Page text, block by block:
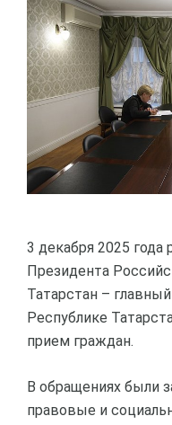
3 декабря 2025 года
Президента
Татарстан –
Республике
прием граждан.
В обращениях были
правовые и